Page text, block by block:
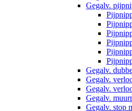
Gegalv.
Gegalv.
Gegalv.
Gegalv.
Gegalv.
Gegalv. stop